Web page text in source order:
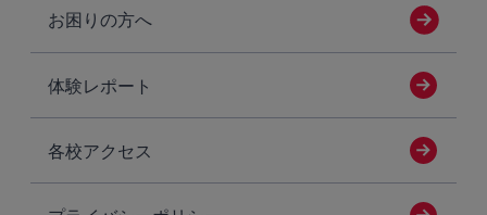
お困りの方へ
体験レポート
各校アクセス